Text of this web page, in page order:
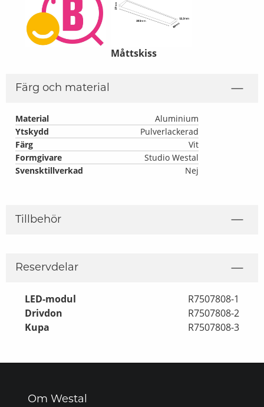
Måttskiss
Färg och material
Material
Aluminium
Ytskydd
Pulverlackerad
Färg
Vit
Formgivare
Studio Westal
Svensktillverkad
Nej
Tillbehör
Reservdelar
LED-modul R7507808-1
Drivdon R7507808-2
Kupa R7507808-3
Om Westal